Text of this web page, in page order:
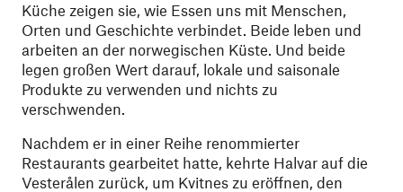
Küche zeigen sie, wie Essen uns mit Menschen,
Orten und Geschichte verbindet. Beide leben und
arbeiten an der norwegischen Küste. Und beide
legen großen Wert darauf, lokale und saisonale
Produkte zu verwenden und nichts zu
verschwenden.
Nachdem er in einer Reihe renommierter
Restaurants gearbeitet hatte, kehrte Halvar auf die
Vesterålen zurück, um Kvitnes zu eröffnen, den